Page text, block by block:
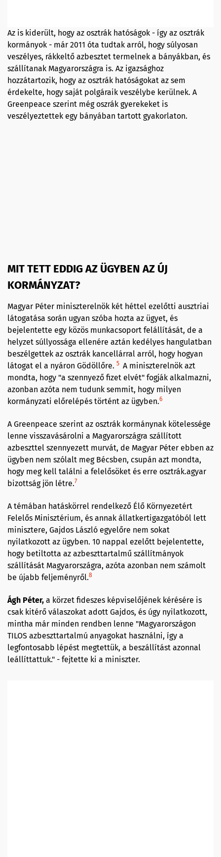
Az is kiderült, hogy az osztrák hatóságok - így az osztrák
kormányok - már 2011 óta tudtak arról, hogy súlyosan
veszélyes, rákkeltő azbesztet termelnek a bányákban, és
szállítanak Magyarországra is. Az igazsághoz
hozzátartozik, hogy az osztrák hatóságokat az sem
érdekelte, hogy saját polgáraik veszélybe kerülnek. A
Greenpeace szerint még oszrák gyerekeket is
veszélyeztettek egy bányában tartott gyakorlaton.
MIT TETT EDDIG AZ ÜGYBEN AZ ÚJ
KORMÁNYZAT?
Magyar Péter miniszterelnök két héttel ezelőtti ausztriai
látogatása során ugyan szóba hozta az ügyet, és
bejelentette egy közös munkacsoport felállítását, de a
helyzet súllyossága ellenére aztán kedélyes hangulatban
beszélgettek az osztrák kancellárral arról, hogy hogyan
látogat el a nyáron Gödöllőre. 5 A miniszterelnök azt
mondta, hogy "a szennyező fizet elvét" fogják alkalmazni,
azonban azóta nem tudunk semmit, hogy milyen
kormányzati előrelépés történt az ügyben.6
A Greenpeace szerint az osztrák kormánynak kötelessége
lenne visszavásárolni a Magyarországra szállított
azbeszttel szennyezett murvát, de Magyar Péter ebben az
ügyben nem szólalt meg Bécsben, csupán azt mondta,
hogy meg kell találni a felelősöket és erre osztrák.agyar
bizottság jön létre.7
A témában hatáskörrel rendelkező Élő Környezetért
Felelős Minisztérium, és annak állatkertigazgatóból lett
minisztere, Gajdos László egyelőre nem sokat
nyilatkozott az ügyben. 10 nappal ezelőtt bejelentette,
hogy betiltotta az azbeszttartalmű szállítmányok
szállítását Magyarországra, azóta azonban nem számolt
be újabb feljeményről.8
Ágh Péter, a körzet fideszes képviselőjének kérésére is
csak kitérő válaszokat adott Gajdos, és úgy nyilatkozott,
mintha már minden rendben lenne "Magyarországon
TILOS azbeszttartalmú anyagokat használni, így a
legfontosabb lépést megtettük, a beszállítást azonnal
leállíttattuk." - fejtette ki a miniszter.